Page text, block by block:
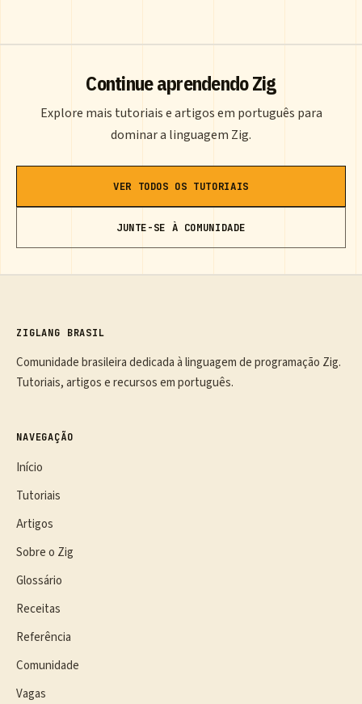
Continue aprendendo Zig
Explore mais tutoriais e artigos em português para
dominar a linguagem Zig.
VER TODOS OS TUTORIAIS
JUNTE-SE À COMUNIDADE
ZIGLANG BRASIL
Comunidade brasileira dedicada à linguagem de programação Zig.
Tutoriais, artigos e recursos em português.
NAVEGAÇÃO
Início
Tutoriais
Artigos
Sobre o Zig
Glossário
Receitas
Referência
Comunidade
Vagas